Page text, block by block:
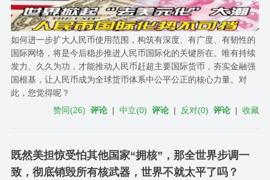
如何进一步扩大人民币使用范围，构筑有深度、有广度、有韧性的
国际网络，将是今后稳步推进人民币国际化的关键所在。唯有持续
发力、久久为功，才能推动人民币赶超主要国际货币，夯实金融强
国根基，让人民币成为全球货币体系中公平公正的核心力量。对
此，您觉得呢？
赞同(26) 评论 |中立(0) 评论 | 反对(0) 评论 |收藏
既然美担惊受怕其他国家“拥核”，那全世界步调一
致，彻底销毁所有核武器，世界不就太平了吗？